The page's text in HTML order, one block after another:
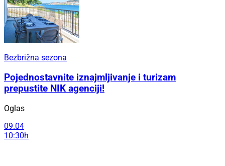
Bezbrižna sezona
Pojednostavnite iznajmljivanje i turizam
prepustite NIK agenciji!
Oglas
09.04
10:30h